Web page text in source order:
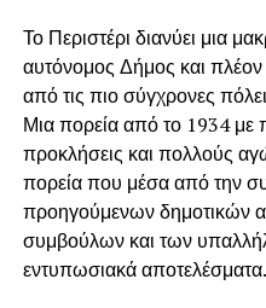
Το Περιστέρι διανύει μια
αυτόνομος Δήμος και πλέον
από τις πιο σύγχρονες
Μια πορεία από το 1934 με
προκλήσεις και πολλούς
πορεία που μέσα από την
προηγούμενων δημοτικών
συμβούλων και των
εντυπωσιακά αποτελέσματα.